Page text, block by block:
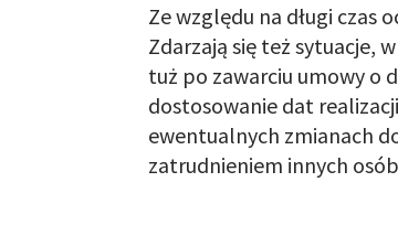
Ze względu na długi czas
Zdarzają się też sytuacje,
tuż po zawarciu umowy o
dostosowanie dat
ewentualnych zmianach
zatrudnieniem innych